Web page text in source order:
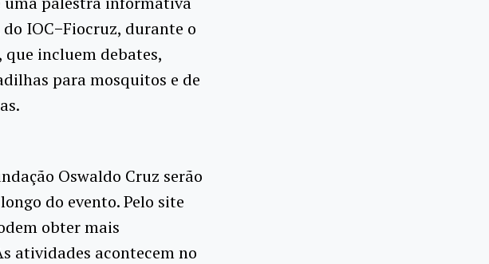
IOC−Fiocruz, durante o
incluem debates,
para mosquitos e de
Oswaldo Cruz serão
do evento. Pelo site
obter mais
atividades acontecem no